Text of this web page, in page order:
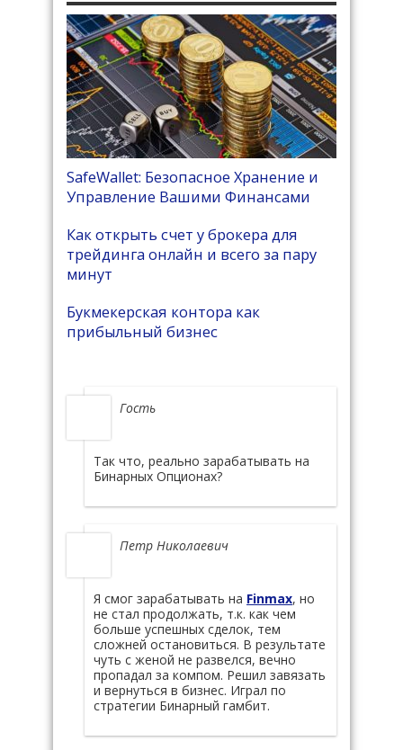
SafeWallet: Безопасное Хранение и
Управление Вашими Финансами
Как открыть счет у брокера для
трейдинга онлайн и всего за пару
минут
Букмекерская контора как
прибыльный бизнес
Гость
Так что, реально зарабатывать на
Бинарных Опционах?
Петр Николаевич
Я смог зарабатывать на Finmax, но
не стал продолжать, т.к. как чем
больше успешных сделок, тем
сложней остановиться. В результате
чуть с женой не развелся, вечно
пропадал за компом. Решил завязать
и вернуться в бизнес. Играл по
стратегии Бинарный гамбит.